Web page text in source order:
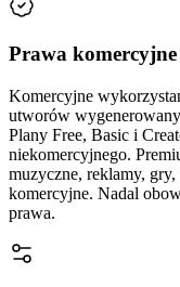
Prawa
Komercyjne
utworów
Plany Free, Basic i
niekomercyjnego.
muzyczne, reklamy,
komercyjne. Nadal
prawa.